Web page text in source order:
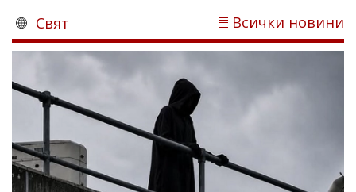
Свят Всички новини